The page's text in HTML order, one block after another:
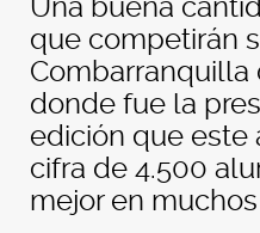
Una buena
que competirán
Combarranquilla
donde fue la
edición que este
cifra de 4.500
mejor en